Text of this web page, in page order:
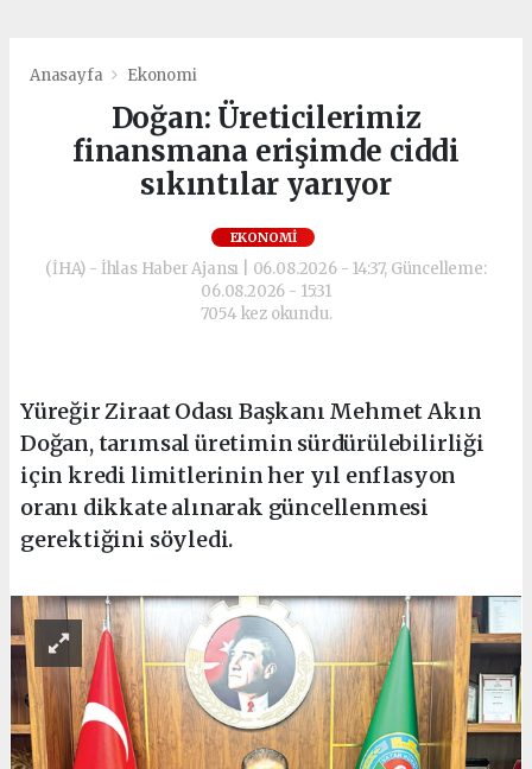
Anasayfa Ekonomi
Doğan: Üreticilerimiz
finansmana erişimde ciddi
sıkıntılar yarıyor
EKONOMI
(İHA) - İhlas Haber Ajansı | 06.08.2026 - 14:37, Güncelleme:
06.08.2026 - 15:31
7054 kez okundu.
Yüreğir Ziraat Odası Başkanı Mehmet Akın
Doğan, tarımsal üretimin sürdürülebilirliği
için kredi limitlerinin her yıl enflasyon
oranı dikkate alınarak güncellenmesi
gerektiğini söyledi.